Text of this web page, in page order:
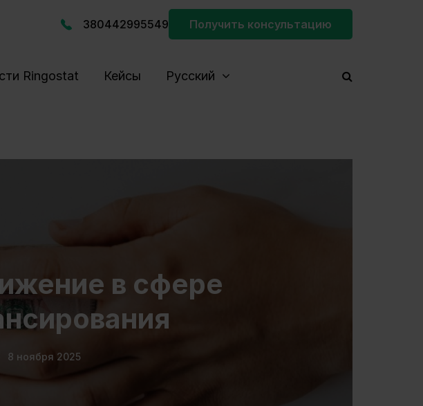
380442995549 Получить консультацию
Ringostat Кейсы Русский
в сфере
8 ноября 2025